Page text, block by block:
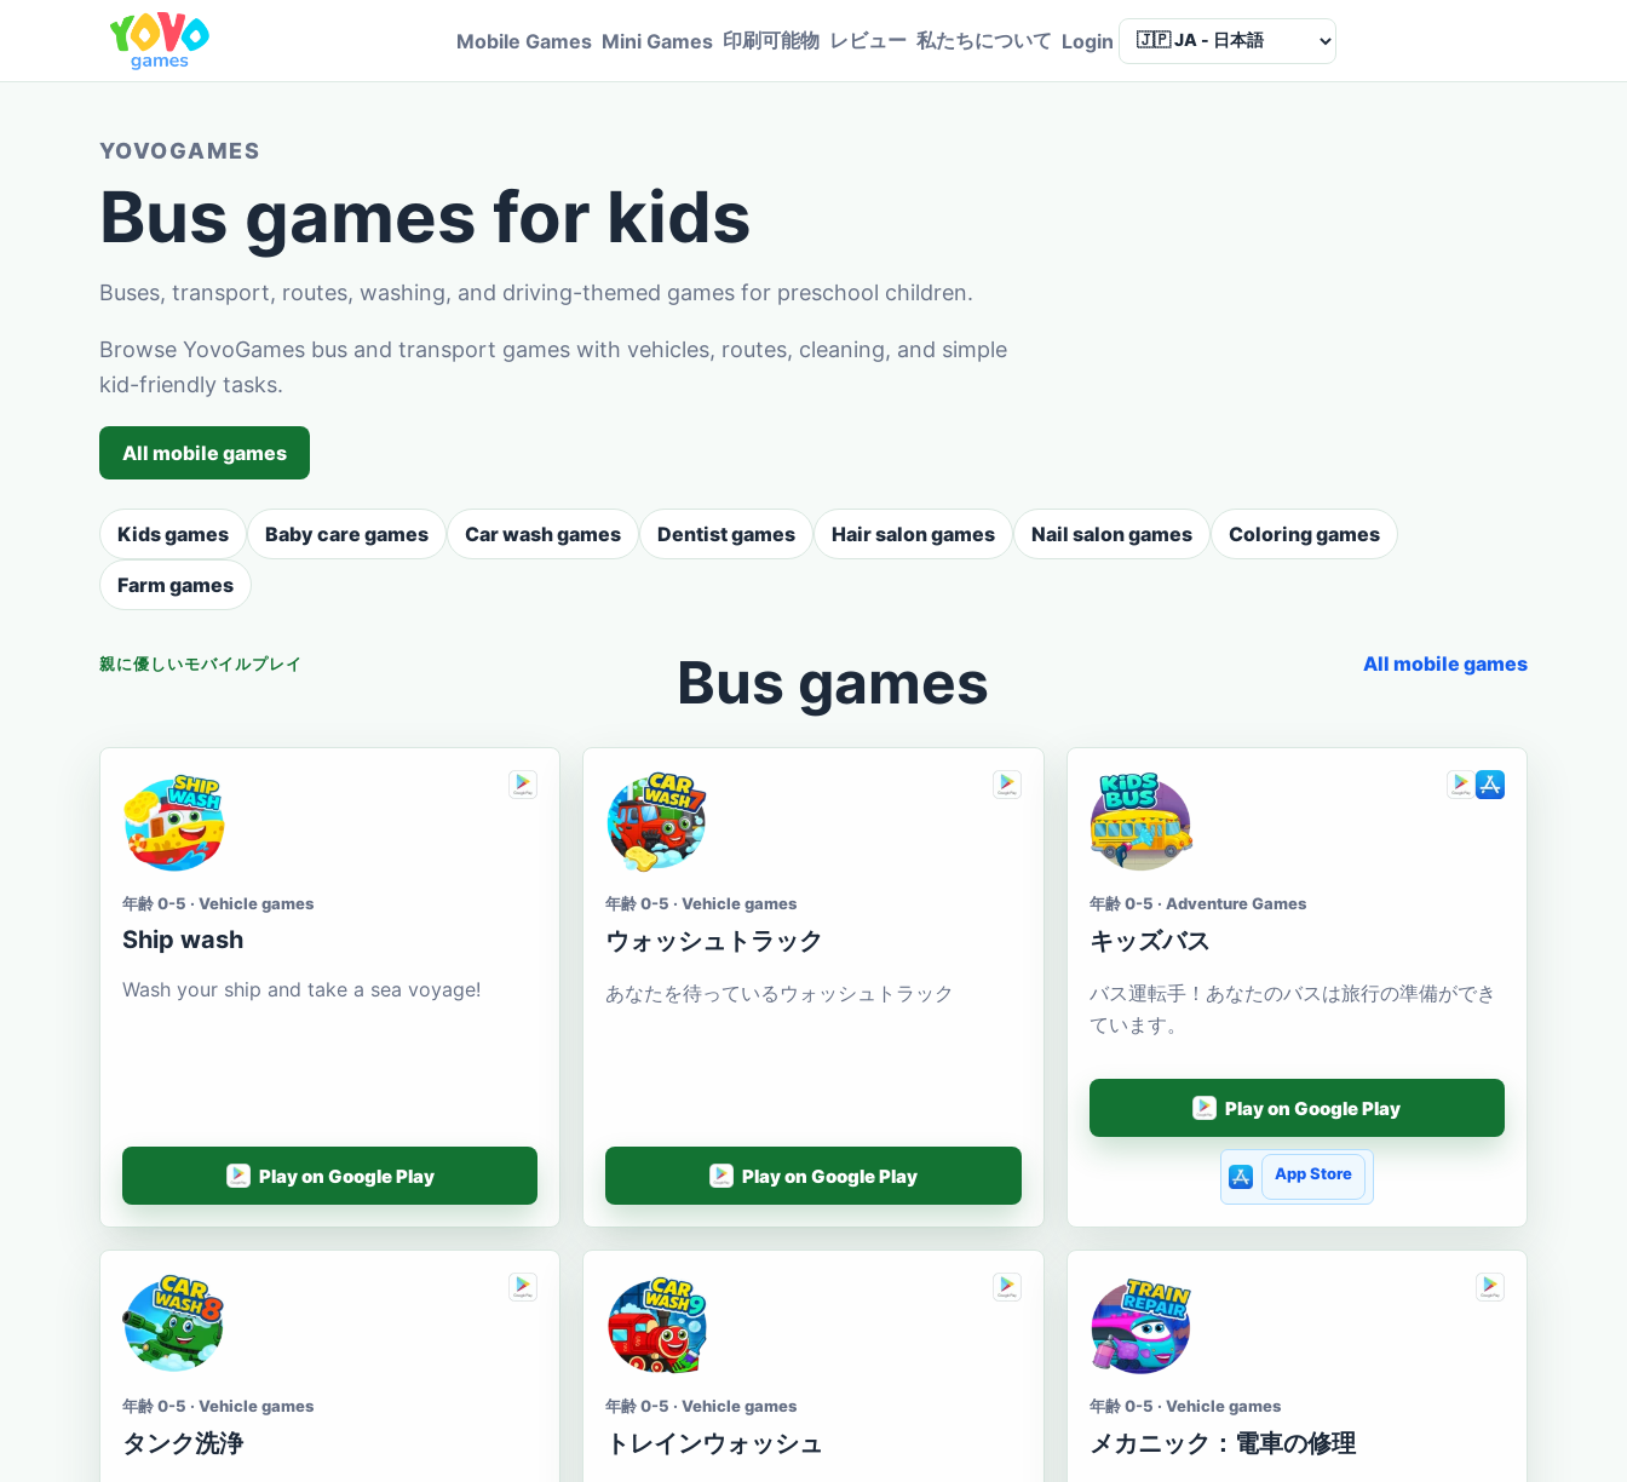
Mobile Games Mini Games 印刷可能物 レビュー 私たちについて Login Language
YOVOGAMES
Bus games for kids
Buses, transport, routes, washing, and driving-themed games for preschool children.
Browse YovoGames bus and transport games with vehicles, routes, cleaning, and simple
kid-friendly tasks.
All mobile games
Kids games Baby care games Car wash games Dentist games Hair salon games Nail salon games Coloring games
Farm games
親に優しいモバイルプレイ Bus games All mobile games
年齢 0-5 · Vehicle games
Ship wash
Wash your ship and take a sea voyage!
Play on Google Play
年齢 0-5 · Vehicle games
ウォッシュトラック
あなたを待っているウォッシュトラック
Play on Google Play
年齢 0-5 · Adventure Games
キッズバス
バス運転手！あなたのバスは旅行の準備ができ
ています。
Play on Google Play
App Store
年齢 0-5 · Vehicle games
タンク洗浄
年齢 0-5 · Vehicle games
トレインウォッシュ
年齢 0-5 · Vehicle games
メカニック：電車の修理